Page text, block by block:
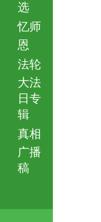
选
忆师
恩
法轮
大法
日专
辑
真相
广播
稿